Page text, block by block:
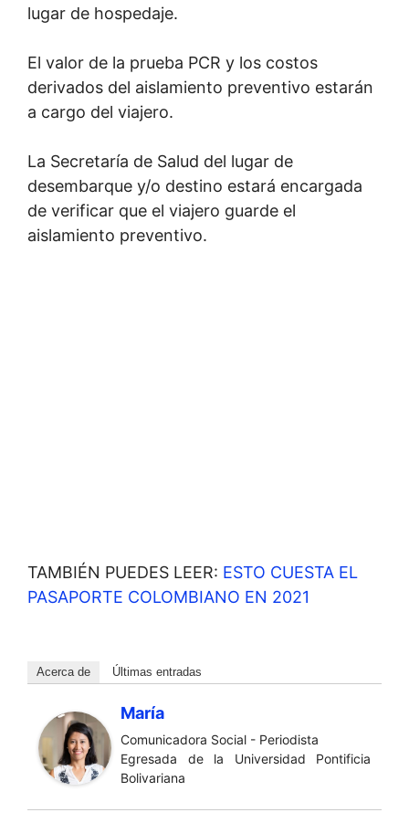
lugar de hospedaje.
El valor de la prueba PCR y los costos
derivados del aislamiento preventivo estarán
a cargo del viajero.
La Secretaría de Salud del lugar de
desembarque y/o destino estará encargada
de verificar que el viajero guarde el
aislamiento preventivo.
TAMBIÉN PUEDES LEER: ESTO CUESTA EL
PASAPORTE COLOMBIANO EN 2021
Acerca de Últimas entradas
María
Comunicadora Social - Periodista
Egresada de la Universidad Pontificia
Bolivariana